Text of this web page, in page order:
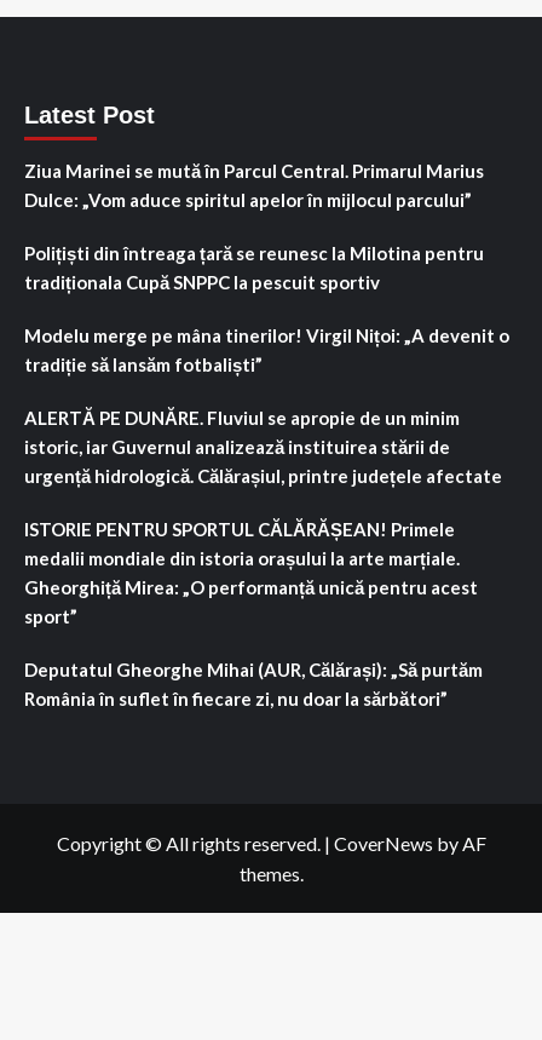
Latest Post
Ziua Marinei se mută în Parcul Central. Primarul Marius
Dulce: „Vom aduce spiritul apelor în mijlocul parcului”
Polițiști din întreaga țară se reunesc la Milotina pentru
tradiționala Cupă SNPPC la pescuit sportiv
Modelu merge pe mâna tinerilor! Virgil Nițoi: „A devenit o
tradiție să lansăm fotbaliști”
ALERTĂ PE DUNĂRE. Fluviul se apropie de un minim
istoric, iar Guvernul analizează instituirea stării de
urgență hidrologică. Călărașiul, printre județele afectate
ISTORIE PENTRU SPORTUL CĂLĂRĂȘEAN! Primele
medalii mondiale din istoria orașului la arte marțiale.
Gheorghiță Mirea: „O performanță unică pentru acest
sport”
Deputatul Gheorghe Mihai (AUR, Călărași): „Să purtăm
România în suflet în fiecare zi, nu doar la sărbători”
Copyright © All rights reserved. | CoverNews by AF
themes.